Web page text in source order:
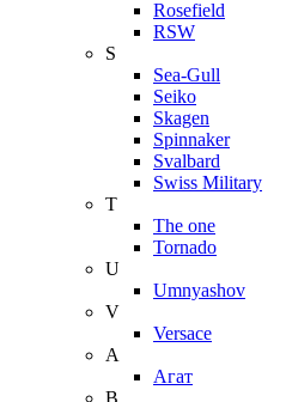
Rosefield
RSW
S
Sea-Gull
Seiko
Skagen
Spinnaker
Svalbard
Swiss Military
T
The one
Tornado
U
Umnyashov
V
Versace
А
Агат
В